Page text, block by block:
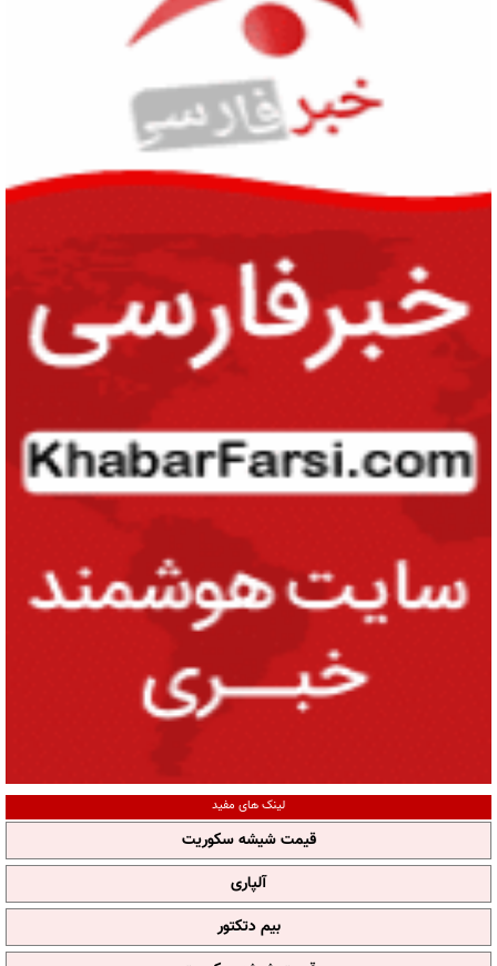
لینک های مفید
قیمت شیشه سکوریت
آلپاری
بیم دتکتور